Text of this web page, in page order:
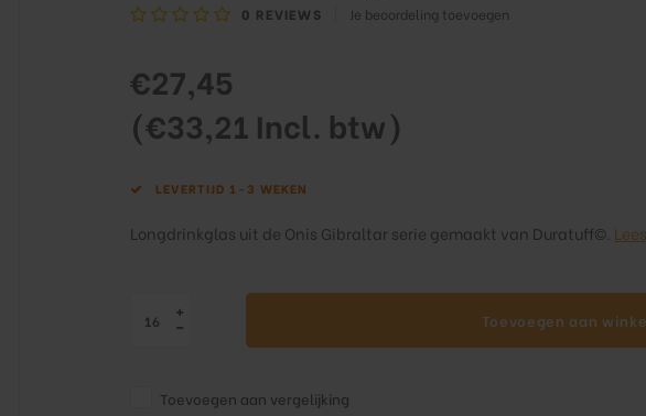
0 REVIEWS Je beoordeling toevoegen
€27,45
(€33,21 Incl. btw)
LEVERTIJD 1-3 WEKEN
Longdrinkglas uit de Onis Gibraltar serie gemaakt van Duratuff©.
Toevoegen aan
Toevoegen aan vergelijking